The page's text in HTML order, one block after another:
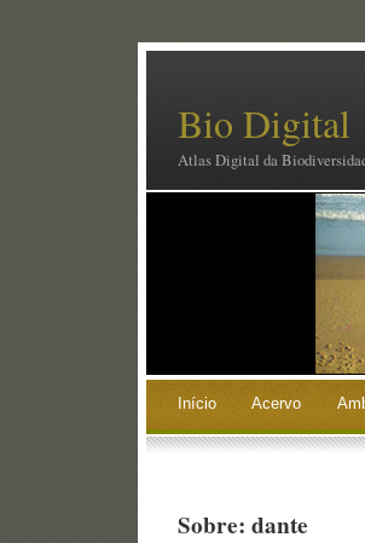
Bio Digital
Atlas Digital da
Início Acervo
Sobre: dante